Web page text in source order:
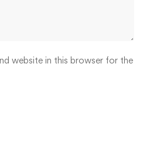
website in this browser for the